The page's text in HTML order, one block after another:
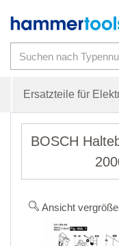
Ersatzteile für
BOSCH
Ansicht